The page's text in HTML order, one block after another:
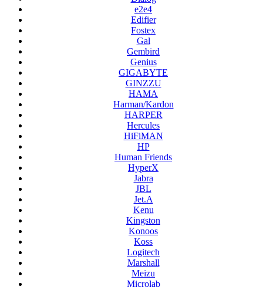
e2e4
Edifier
Fostex
Gal
Gembird
Genius
GIGABYTE
GINZZU
HAMA
Harman/Kardon
HARPER
Hercules
HiFiMAN
HP
Human Friends
HyperX
Jabra
JBL
Jet.A
Kenu
Kingston
Konoos
Koss
Logitech
Marshall
Meizu
Microlab